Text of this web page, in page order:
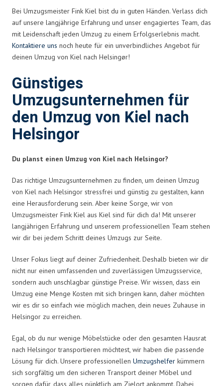
Bei Umzugsmeister Fink Kiel bist du in guten Händen. Verlass dich
auf unsere langjährige Erfahrung und unser engagiertes Team, das
mit Leidenschaft jeden Umzug zu einem Erfolgserlebnis macht.
Kontaktiere uns noch heute für ein unverbindliches Angebot für
deinen Umzug von Kiel nach Helsingør!
Günstiges
Umzugsunternehmen für
den Umzug von Kiel nach
Helsingor
Du planst einen Umzug von Kiel nach Helsingor?
Das richtige Umzugsunternehmen zu finden, um deinen Umzug
von Kiel nach Helsingor stressfrei und günstig zu gestalten, kann
eine Herausforderung sein. Aber keine Sorge, wir von
Umzugsmeister Fink Kiel aus Kiel sind für dich da! Mit unserer
langjährigen Erfahrung und unserem professionellen Team stehen
wir dir bei jedem Schritt deines Umzugs zur Seite.
Unser Fokus liegt auf deiner Zufriedenheit. Deshalb bieten wir dir
nicht nur einen umfassenden und zuverlässigen Umzugsservice,
sondern auch unschlagbar günstige Preise. Wir wissen, dass ein
Umzug eine Menge Kosten mit sich bringen kann, daher möchten
wir es dir so einfach wie möglich machen, dein neues Zuhause in
Helsingor zu erreichen.
Egal, ob du nur wenige Möbelstücke oder den gesamten Hausrat
nach Helsingor transportieren möchtest, wir haben die passende
Lösung für dich. Unsere professionellen Umzugshelfer kümmern
sich sorgfältig um den sicheren Transport deiner Möbel und
sorgen dafür, dass alles pünktlich am Zielort ankommt. Dabei